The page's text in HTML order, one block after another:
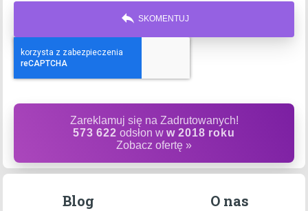
reply SKOMENTUJ
Zareklamuj się na Zadrutowanych!
573 622 odsłon w w 2018 roku
Zobacz ofertę »
Blog O nas